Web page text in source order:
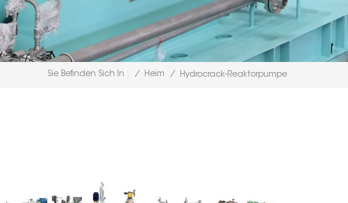
Sie Befinden Sich In : / Heim / Hydrocrack-Reaktorpumpe